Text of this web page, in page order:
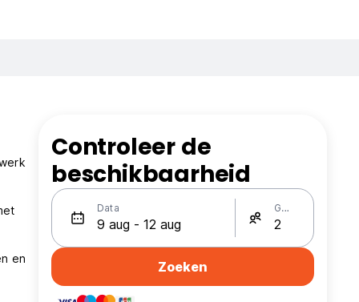
en
Controleer de
beschikbaarheid
Data Gasten
Zoeken